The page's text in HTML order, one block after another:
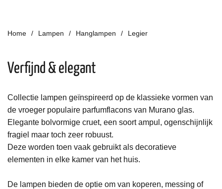
Home Lampen Hanglampen Legier
Verfijnd & elegant
Collectie lampen geïnspireerd op de klassieke vormen van
de vroeger populaire parfumflacons van Murano glas.
Elegante bolvormige cruet, een soort ampul, ogenschijnlijk
fragiel maar toch zeer robuust.
Deze worden toen vaak gebruikt als decoratieve
elementen in elke kamer van het huis.
De lampen bieden de optie om van koperen, messing of